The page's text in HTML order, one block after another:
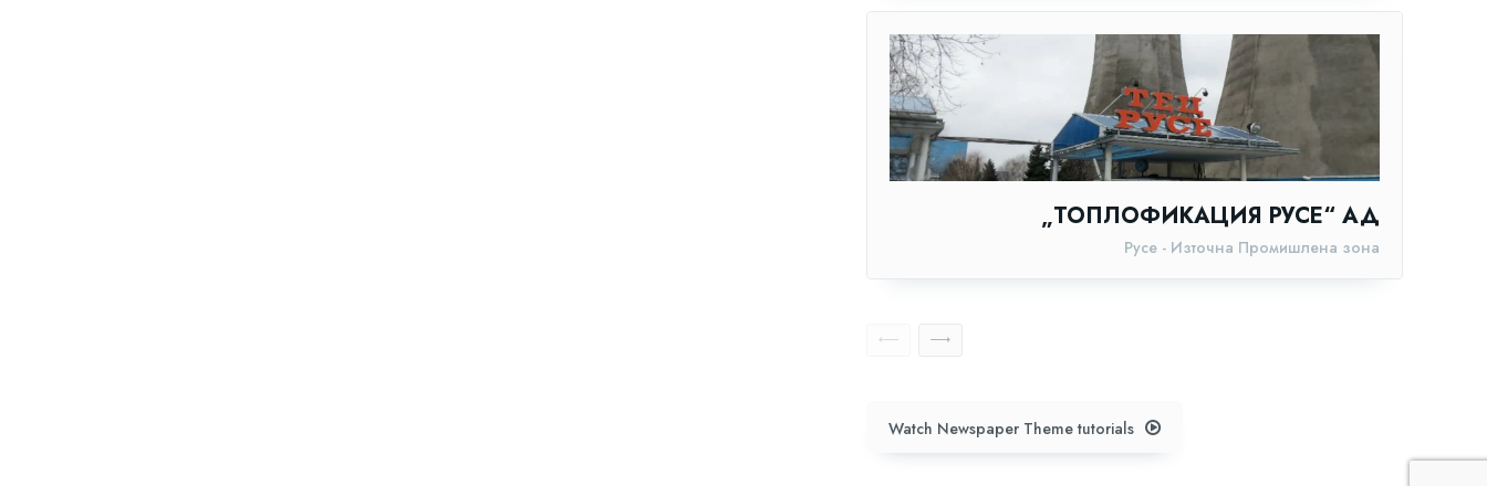
„ТОПЛОФИКАЦИЯ РУСЕ“ АД
Русе - Източна Промишлена зона
Watch Newspaper Theme tutorials